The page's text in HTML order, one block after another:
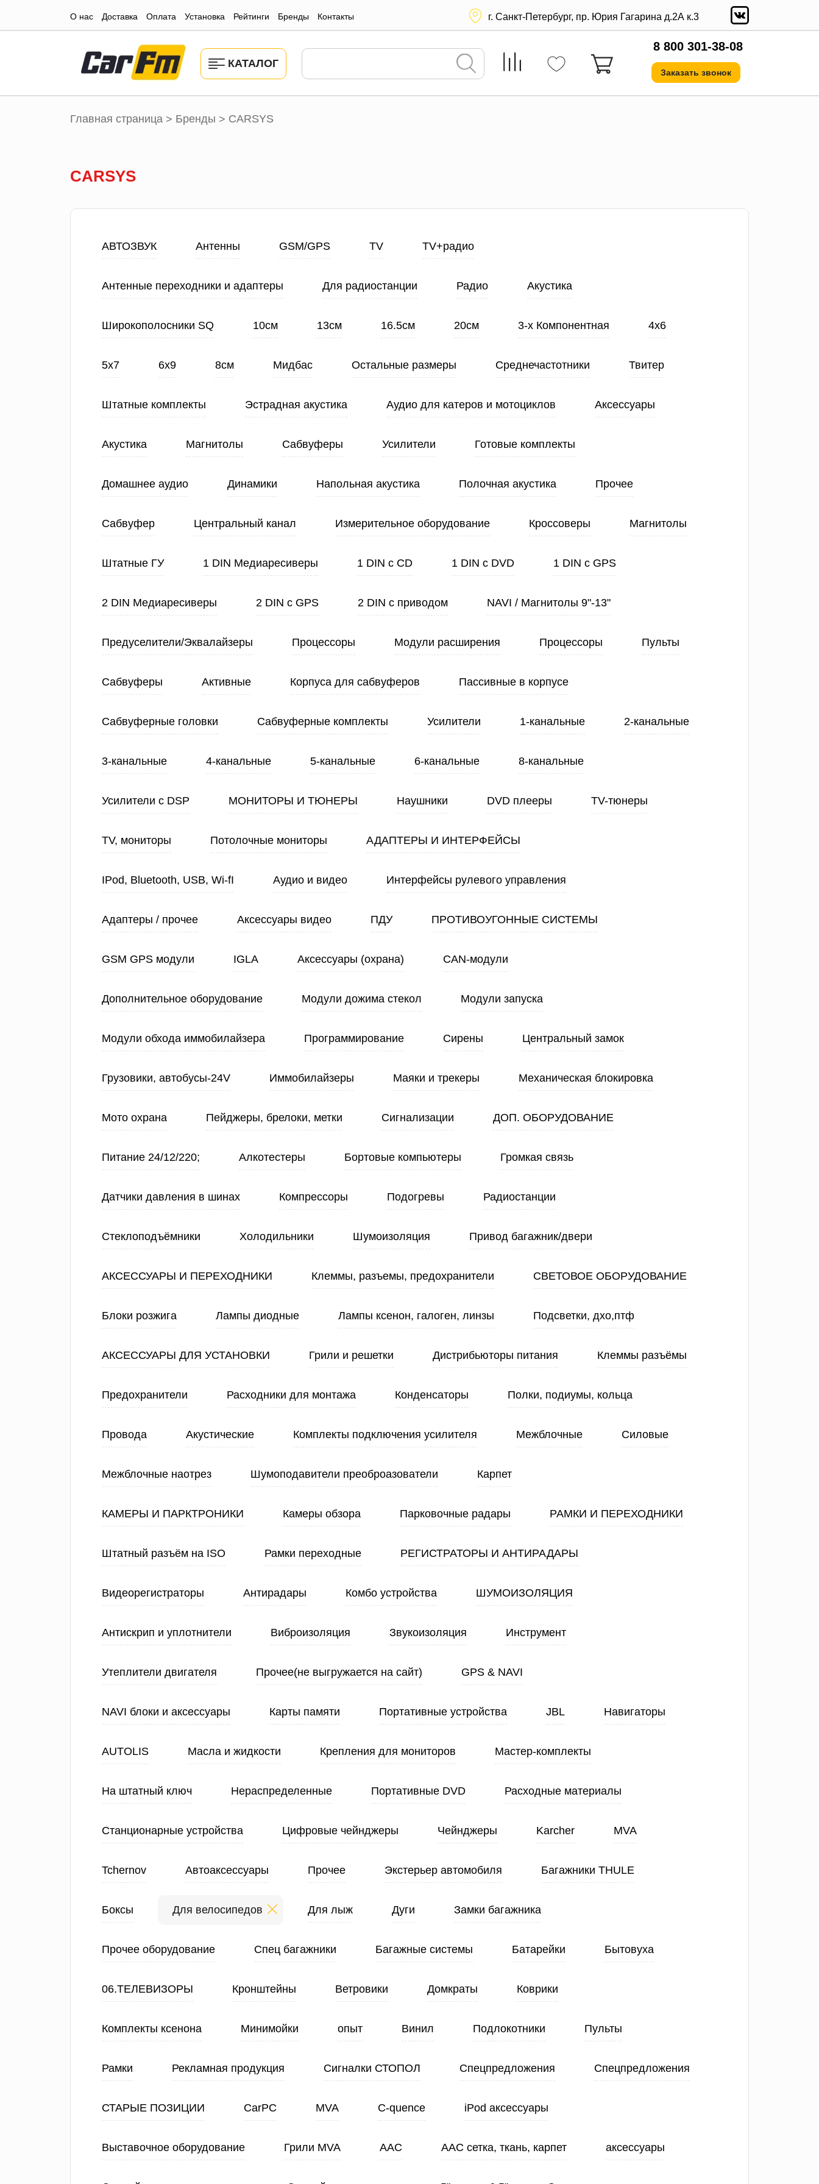
О нас Доставка Оплата Установка Рейтинги Бренды Контакты г. Санкт-Петербург, пр. Юрия Гагарина д.2А к.3
КАТАЛОГ
8 800 301-38-08
Заказать звонок
Главная страница > Бренды > CARSYS
CARSYS
АВТОЗВУК Антенны GSM/GPS TV TV+радио
Антенные переходники и адаптеры Для радиостанции Радио Акустика
Широкополосники SQ 10см 13см 16.5см 20см 3-х Компонентная 4х6
5х7 6х9 8см Мидбас Остальные размеры Среднечастотники Твитер
Штатные комплекты Эстрадная акустика Аудио для катеров и мотоциклов Аксессуары
Акустика Магнитолы Сабвуферы Усилители Готовые комплекты
Домашнее аудио Динамики Напольная акустика Полочная акустика Прочее
Сабвуфер Центральный канал Измерительное оборудование Кроссоверы Магнитолы
Штатные ГУ 1 DIN Медиаресиверы 1 DIN с CD 1 DIN с DVD 1 DIN с GPS
2 DIN Медиаресиверы 2 DIN с GPS 2 DIN с приводом NAVI / Магнитолы 9"-13"
Предуселители/Эквалайзеры Процессоры Модули расширения Процессоры Пульты
Сабвуферы Активные Корпуса для сабвуферов Пассивные в корпусе
Сабвуферные головки Сабвуферные комплекты Усилители 1-канальные 2-канальные
3-канальные 4-канальные 5-канальные 6-канальные 8-канальные
Усилители с DSP МОНИТОРЫ И ТЮНЕРЫ Наушники DVD плееры TV-тюнеры
TV, мониторы Потолочные мониторы АДАПТЕРЫ И ИНТЕРФЕЙСЫ
IPod, Bluetooth, USB, Wi-fI Аудио и видео Интерфейсы рулевого управления
Адаптеры / прочее Аксессуары видео ПДУ ПРОТИВОУГОННЫЕ СИСТЕМЫ
GSM GPS модули IGLA Аксессуары (охрана) CAN-модули
Дополнительное оборудование Модули дожима стекол Модули запуска
Модули обхода иммобилайзера Программирование Сирены Центральный замок
Грузовики, автобусы-24V Иммобилайзеры Маяки и трекеры Механическая блокировка
Мото охрана Пейджеры, брелоки, метки Сигнализации ДОП. ОБОРУДОВАНИЕ
Питание 24/12/220; Алкотестеры Бортовые компьютеры Громкая связь
Датчики давления в шинах Компрессоры Подогревы Радиостанции
Стеклоподъёмники Холодильники Шумоизоляция Привод багажник/двери
АКСЕССУАРЫ И ПЕРЕХОДНИКИ Клеммы, разъемы, предохранители СВЕТОВОЕ ОБОРУДОВАНИЕ
Блоки розжига Лампы диодные Лампы ксенон, галоген, линзы Подсветки, дхо,птф
АКСЕССУАРЫ ДЛЯ УСТАНОВКИ Грили и решетки Дистрибьюторы питания Клеммы разъёмы
Предохранители Расходники для монтажа Конденсаторы Полки, подиумы, кольца
Провода Акустические Комплекты подключения усилителя Межблочные Силовые
Межблочные наотрез Шумоподавители преоброазователи Карпет
КАМЕРЫ И ПАРКТРОНИКИ Камеры обзора Парковочные радары РАМКИ И ПЕРЕХОДНИКИ
Штатный разъём на ISO Рамки переходные РЕГИСТРАТОРЫ И АНТИРАДАРЫ
Видеорегистраторы Антирадары Комбо устройства ШУМОИЗОЛЯЦИЯ
Антискрип и уплотнители Виброизоляция Звукоизоляция Инструмент
Утеплители двигателя Прочее(не выгружается на сайт) GPS & NAVI
NAVI блоки и аксессуары Карты памяти Портативные устройства JBL Навигаторы
AUTOLIS Масла и жидкости Крепления для мониторов Мастер-комплекты
На штатный ключ Нераспределенные Портативные DVD Расходные материалы
Станционарные устройства Цифровые чейнджеры Чейнджеры Karcher MVA
Tchernov Автоаксессуары Прочее Экстерьер автомобиля Багажники THULE
Боксы Для велосипедов Для лыж Дуги Замки багажника
Прочее оборудование Спец багажники Багажные системы Батарейки Бытовуха
06.ТЕЛЕВИЗОРЫ Кронштейны Ветровики Домкраты Коврики
Комплекты ксенона Минимойки опыт Винил Подлокотники Пульты
Рамки Рекламная продукция Сигналки СТОПОЛ Спецпредложения Спецпредложения
СТАРЫЕ ПОЗИЦИИ CarPC MVA C-quence iPod аксессуары
Выставочное оборудование Грили MVA ААС ААС сетка, ткань, карпет аксессуары